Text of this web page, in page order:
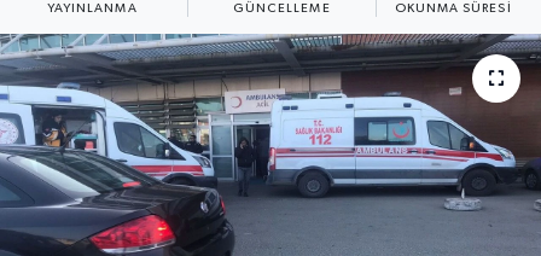
YAYINLANMA GÜNCELLEME OKUNMA SÜRESI
Yaşam
Anali̇z
Bi̇li̇m & Teknoloji̇